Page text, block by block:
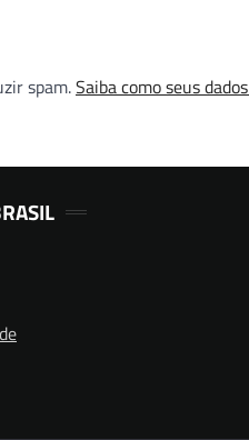
spam.Saiba como seus